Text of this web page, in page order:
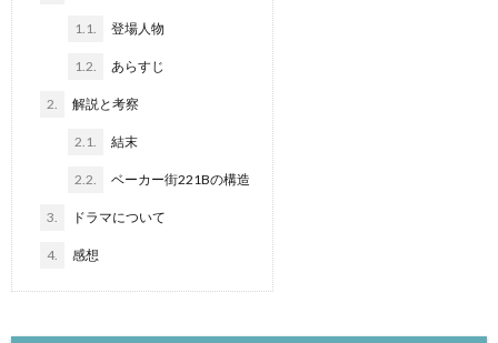
1.1. 登場人物
1.2. あらすじ
2. 解説と考察
2.1. 結末
2.2. ベーカー街221Bの構造
3. ドラマについて
4. 感想